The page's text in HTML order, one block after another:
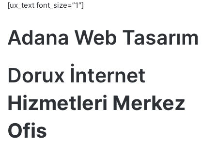
[ux_text font_size=”1″]
Adana Web Tasarım
Dorux İnternet
Hizmetleri Merkez
Ofis